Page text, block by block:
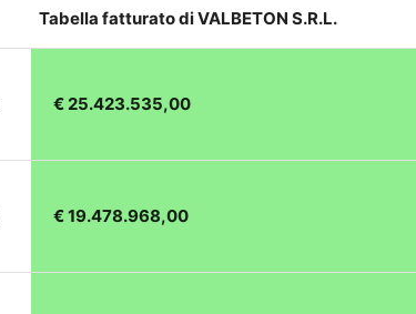
Tabella fatturato di VALBETON S.R.L.
€ 25.423.535,00
€ 19.478.968,00